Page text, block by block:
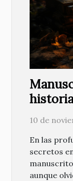
10 de
En las
secretos
aunque